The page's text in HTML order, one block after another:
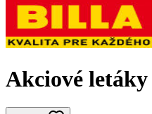
Akciové